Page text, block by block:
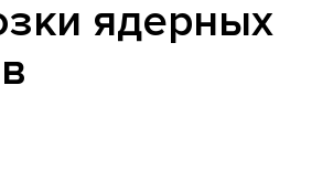
ядерных